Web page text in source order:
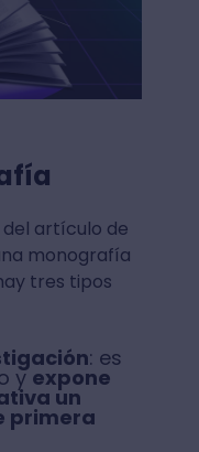
artículo de
monografía
tres tipos
: es
yexpone
un
primera